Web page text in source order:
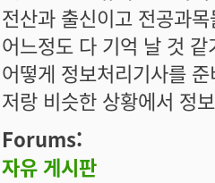
전산과 출신이고 전공과
어느정도 다 기억 날 것
어떻게 정보처리기사를
저랑 비슷한 상황에서 정
Forums:
자유 게시판